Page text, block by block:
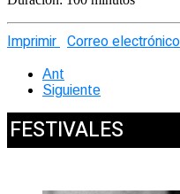
Imprimir Correo electrónico
Ant
Siguiente
FESTIVALES